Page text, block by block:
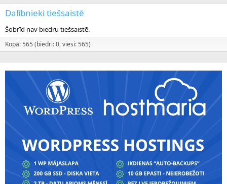
Dalībnieki tiešsaistē
Šobrīd nav biedru tiešsaistē.
Kopā: 565 (biedri: 0, viesi: 565)